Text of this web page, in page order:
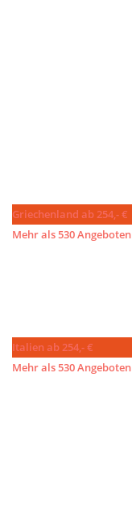
Griechenland ab 254,- €
Mehr als 530 Angeboten
Italien ab 254,- €
Mehr als 530 Angeboten